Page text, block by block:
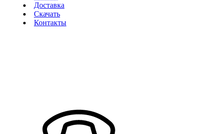
Доставка
Скачать
Контакты